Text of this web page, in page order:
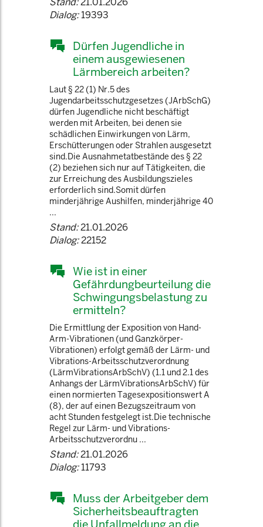
Dialog:19393
Dürfen Jugendliche in
einem ausgewiesenen
Lärmbereich arbeiten?
Laut § 22 (1) Nr.5 des
Jugendarbeitsschutzgesetzes (JArbSchG)
dürfen Jugendliche nicht beschäftigt
werden mit Arbeiten, bei denen sie
schädlichen Einwirkungen von Lärm,
Erschütterungen oder Strahlen ausgesetzt
sind.Die Ausnahmetatbestände des § 22
(2) beziehen sich nur auf Tätigkeiten, die
zur Erreichung des Ausbildungszieles
erforderlich sind.Somit dürfen
minderjährige Aushilfen, minderjährige 40
...
Stand:21.01.2026
Dialog:22152
Wie ist in einer
Gefährdungbeurteilung die
Schwingungsbelastung zu
ermitteln?
Die Ermittlung der Exposition von Hand-
Arm-Vibrationen (und Ganzkörper-
Vibrationen) erfolgt gemäß der Lärm- und
Vibrations-Arbeitsschutzverordnung
(LärmVibrationsArbSchV) (1.1 und 2.1 des
Anhangs der LärmVibrationsArbSchV) für
einen normierten Tagesexpositionswert A
(8), der auf einen Bezugszeitraum von
acht Stunden festgelegt ist.Die technische
Regel zur Lärm- und Vibrations-
Arbeitsschutzverordnu ...
Stand:21.01.2026
Dialog:11793
Muss der Arbeitgeber dem
Sicherheitsbeauftragten
die Unfallmeldung an die